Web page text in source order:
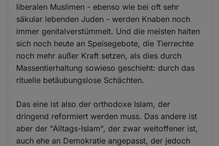
liberalen Muslimen - ebenso wie bei oft sehr
säkular lebenden Juden - werden Knaben noch
immer genitalverstümmelt. Und die meisten halten
sich noch heute an Speisegebote, die Tierrechte
noch mehr außer Kraft setzen, als dies durch
Massentierhaltung sowieso geschieht: durch das
rituelle betäubungslose Schächten.
Das eine ist also der orthodoxe Islam, der
dringend reformiert werden muss. Das andere ist
aber der "Alltags-Islam", der zwar weltoffener ist,
auch ehe an Demokratie angepasst, der jedoch